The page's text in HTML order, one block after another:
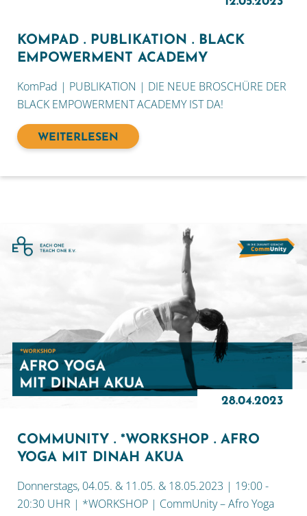
KOMPAD . PUBLIKATION . BLACK
EMPOWERMENT ACADEMY
KomPad | PUBLIKATION | DIE NEUE BROSCHÜRE DER
BLACK EMPOWERMENT ACADEMY IST DA!
WEITERLESEN
28.04.2023
COMMUNITY . *WORKSHOP . AFRO
YOGA MIT DINAH AKUA
Donnerstags, 04.05. & 11.05. & 18.05.2023 | 19:00 -
20:30 UHR | *WORKSHOP | CommUnity – Afro Yoga